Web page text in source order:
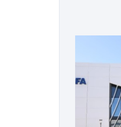
المباراة